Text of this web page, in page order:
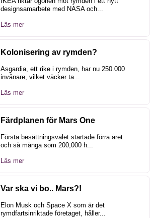
designsamarbete med NASA och...
Läs mer
Kolonisering av rymden?
Asgardia, ett rike i rymden, har nu 250.000
invånare, vilket väcker ta...
Läs mer
Färdplanen för Mars One
Första besättningsvalet startade förra året
och så många som 200,000 h...
Läs mer
Var ska vi bo.. Mars?!
Elon Musk och Space X som är det
rymdfartsinriktade företaget, håller...